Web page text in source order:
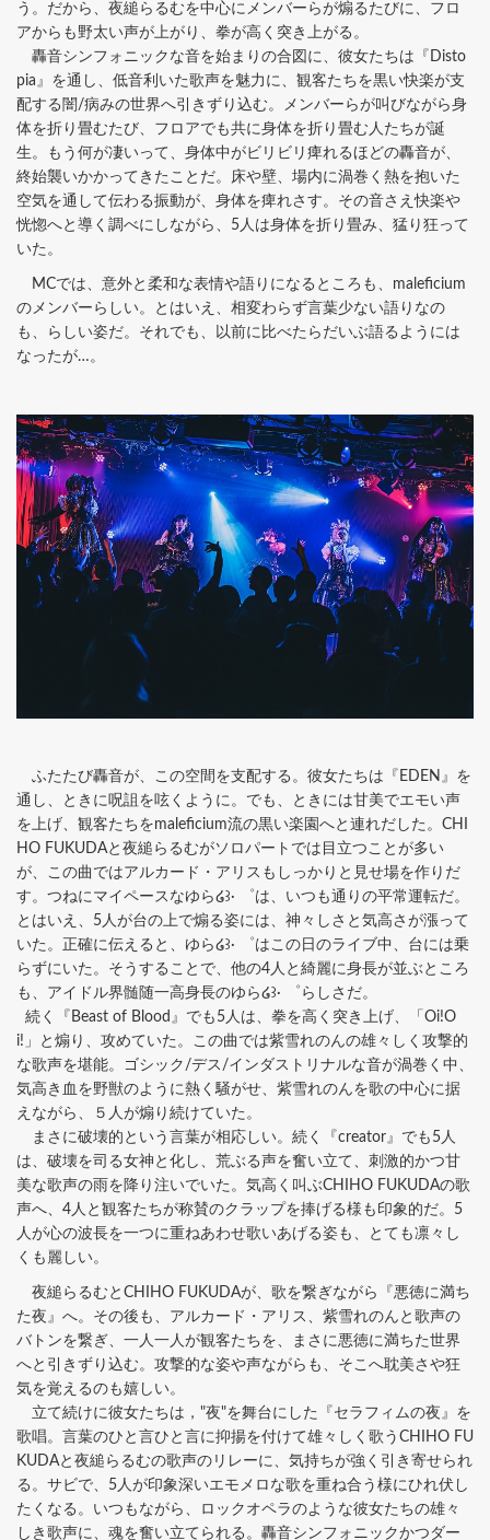
う。だから、夜縋らるむを中心にメンバーらが煽るたびに、フロ
アからも野太い声が上がり、拳が高く突き上がる。
轟音シンフォニックな音を始まりの合図に、彼女たちは『Disto
pia』を通し、低音利いた歌声を魅力に、観客たちを黒い快楽が支
配する闇/病みの世界へ引きずり込む。メンバーらが叫びながら身
体を折り畳むたび、フロアでも共に身体を折り畳む人たちが誕
生。もう何が凄いって、身体中がビリビリ痺れるほどの轟音が、
終始襲いかかってきたことだ。床や壁、場内に渦巻く熱を抱いた
空気を通して伝わる振動が、身体を痺れさす。その音さえ快楽や
恍惚へと導く調べにしながら、5人は身体を折り畳み、猛り狂って
いた。
MCでは、意外と柔和な表情や語りになるところも、maleficium
のメンバーらしい。とはいえ、相変わらず言葉少ない語りなの
も、らしい姿だ。それでも、以前に比べたらだいぶ語るようには
なったが…。
ふたたび轟音が、この空間を支配する。彼女たちは『EDEN』を
通し、ときに呪詛を呟くように。でも、ときには甘美でエモい声
を上げ、観客たちをmaleficium流の黒い楽園へと連れだした。CHI
HO FUKUDAと夜縋らるむがソロパートでは目立つことが多い
が、この曲ではアルカード・アリスもしっかりと見せ場を作りだ
す。つねにマイペースなゆら໒꒱· ゜は、いつも通りの平常運転だ。
とはいえ、5人が台の上で煽る姿には、神々しさと気高さが漲って
いた。正確に伝えると、ゆら໒꒱· ゜はこの日のライブ中、台には乗
らずにいた。そうすることで、他の4人と綺麗に身長が並ぶところ
も、アイドル界髄随一高身長のゆら໒꒱· ゜らしさだ。
続く『Beast of Blood』でも5人は、拳を高く突き上げ、「Oi!O
i!」と煽り、攻めていた。この曲では紫雪れのんの雄々しく攻撃的
な歌声を堪能。ゴシック/デス/インダストリナルな音が渦巻く中、
気高き血を野獣のように熱く騒がせ、紫雪れのんを歌の中心に据
えながら、５人が煽り続けていた。
まさに破壊的という言葉が相応しい。続く『creator』でも5人
は、破壊を司る女神と化し、荒ぶる声を奮い立て、刺激的かつ甘
美な歌声の雨を降り注いでいた。気高く叫ぶCHIHO FUKUDAの歌
声へ、4人と観客たちが称賛のクラップを捧げる様も印象的だ。5
人が心の波長を一つに重ねあわせ歌いあげる姿も、とても凛々し
くも麗しい。
夜縋らるむとCHIHO FUKUDAが、歌を繋ぎながら『悪徳に満ち
た夜』へ。その後も、アルカード・アリス、紫雪れのんと歌声の
バトンを繋ぎ、一人一人が観客たちを、まさに悪徳に満ちた世界
へと引きずり込む。攻撃的な姿や声ながらも、そこへ耽美さや狂
気を覚えるのも嬉しい。
立て続けに彼女たちは，"夜"を舞台にした『セラフィムの夜』を
歌唱。言葉のひと言ひと言に抑揚を付けて雄々しく歌うCHIHO FU
KUDAと夜縋らるむの歌声のリレーに、気持ちが強く引き寄せられ
る。サビで、5人が印象深いエモメロな歌を重ね合う様にひれ伏し
たくなる。いつもながら、ロックオペラのような彼女たちの雄々
しき歌声に、魂を奮い立てられる。轟音シンフォニックかつダー